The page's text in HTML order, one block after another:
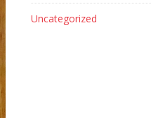
Uncategorized